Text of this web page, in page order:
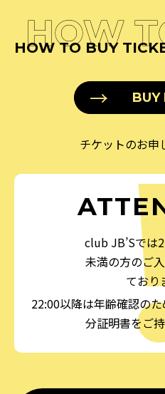
HOW
HOW TO BUY
BUY
チケットのお申
club JB’Sでは
未満の方のご
ており
22:00以降は年齢確認の
分証明書をご